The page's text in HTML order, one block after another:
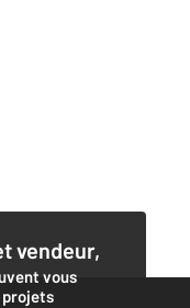
vendeur,
vous
projets